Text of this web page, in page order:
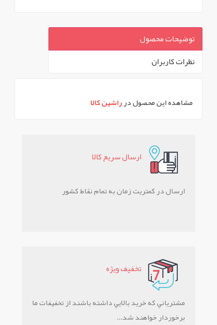
توضیحات محصول
نظرات کاربران
مشاهده این محصول درراشین کالا
ارسال سريع کالا
ارسال در کمتریت زمان به تمام نقاط کشور
تخفيف ويژه
مشترياني که خريد بالايي داشته باشند از تخفيفات ما
برخوردار خواهند شد...